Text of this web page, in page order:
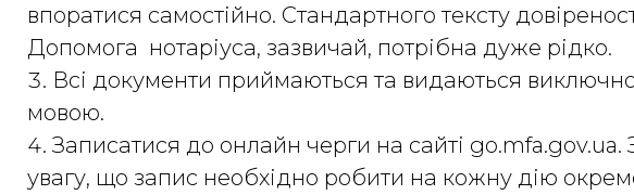
впоратися самостійно. Стандартного тексту
Допомога нотаріуса, зазвичай, потрібна дуже рідко.
Всі документи приймаються та видаються
мовою.
Записатися до онлайн черги на сайті go.mfa.gov.ua.
увагу, що запис необхідно робити на кожну дію